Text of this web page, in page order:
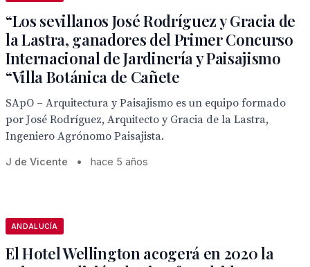
“Los sevillanos José Rodríguez y Gracia de
la Lastra, ganadores del Primer Concurso
Internacional de Jardinería y Paisajismo
“Villa Botánica de Cañete
SApO – Arquitectura y Paisajismo es un equipo formado
por José Rodríguez, Arquitecto y Gracia de la Lastra,
Ingeniero Agrónomo Paisajista.
J de Vicente • hace 5 años
ANDALUCÍA
El Hotel Wellington acogerá en 2020 la